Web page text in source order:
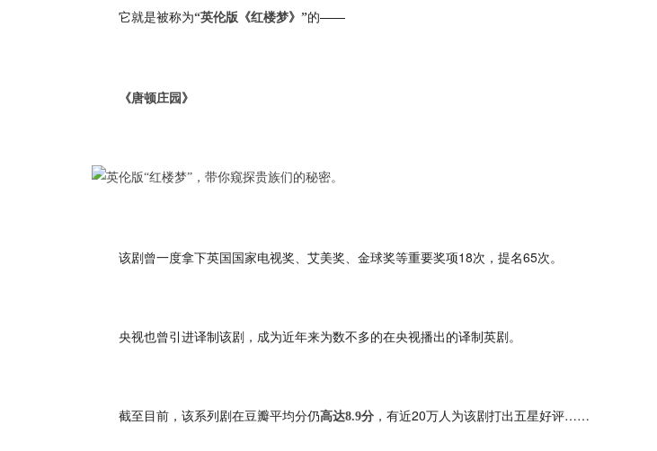
它就是被称为“英伦版《红楼梦》”的——
《唐顿庄园》
该剧曾一度拿下英国国家电视奖、艾美奖、金球奖等重要奖项18次，提名65次。
央视也曾引进译制该剧，成为近年来为数不多的在央视播出的译制英剧。
截至目前，该系列剧在豆瓣平均分仍高达8.9分 ，有近20万人为该剧打出五星好评……